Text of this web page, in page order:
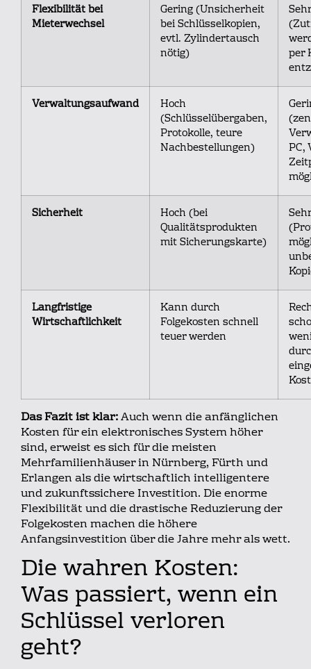
Flexibilität bei
Mieterwechsel
Gering (Unsicherheit
bei Schlüsselkopien,
evtl. Zylindertausch
nötig)
per
Verwaltungsaufwand
Hoch
(Schlüsselübergaben,
Protokolle, teure
Nachbestellungen)
PC,
Sicherheit
Hoch (bei
Qualitätsprodukten
mit Sicherungskarte)
Langfristige
Wirtschaftlichkeit
Kann durch
Folgekosten schnell
teuer werden
Das Fazit ist klar:Auch wenn die anfänglichen
Kosten für ein elektronisches System höher
sind, erweist es sich für die meisten
Mehrfamilienhäuser in Nürnberg, Fürth und
Erlangen als die wirtschaftlich intelligentere
und zukunftssichere Investition. Die enorme
Flexibilität und die drastische Reduzierung der
Folgekosten machen die höhere
Anfangsinvestition über die Jahre mehr als wett.
Die wahren Kosten:
Was passiert, wenn ein
Schlüssel verloren
geht?